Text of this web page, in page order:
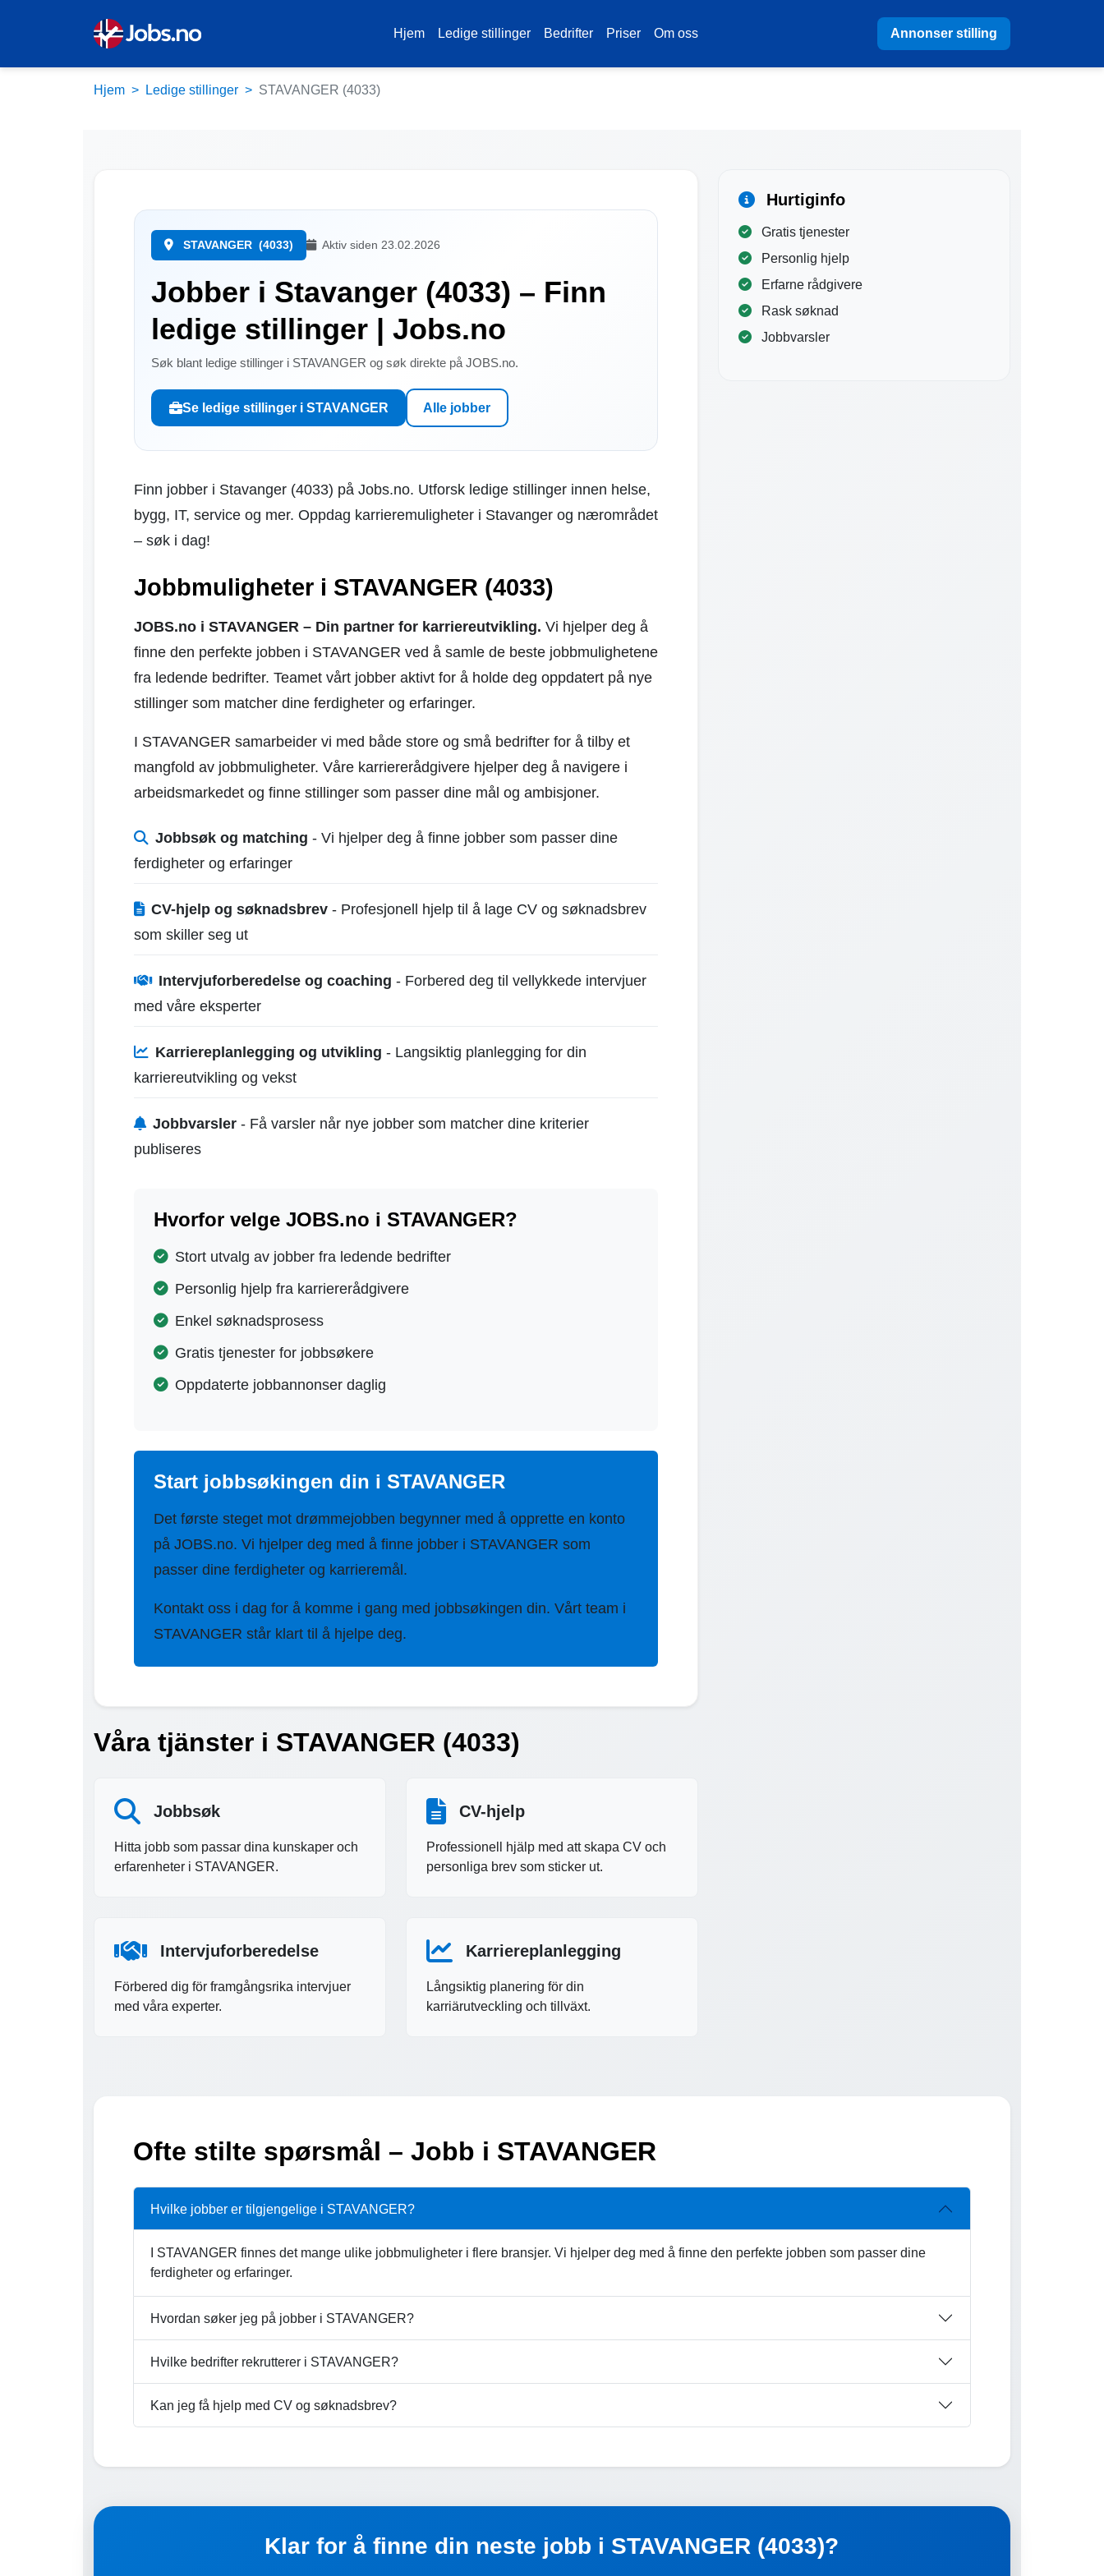
Hjem Ledige stillinger Bedrifter Priser Om oss Annonser stilling
Hjem Ledige stillinger STAVANGER (4033)
STAVANGER (4033) Aktiv siden 23.02.2026
Jobber i Stavanger (4033) – Finn
ledige stillinger | Jobs.no
Søk blant ledige stillinger i STAVANGER og søk direkte på JOBS.no.
Se ledige stillinger i STAVANGER Alle jobber
Finn jobber i Stavanger (4033) på Jobs.no. Utforsk ledige stillinger innen helse,
bygg, IT, service og mer. Oppdag karrieremuligheter i Stavanger og nærområdet
– søk i dag!
Jobbmuligheter i STAVANGER (4033)
JOBS.no i STAVANGER – Din partner for karriereutvikling. Vi hjelper deg å
finne den perfekte jobben i STAVANGER ved å samle de beste jobbmulighetene
fra ledende bedrifter. Teamet vårt jobber aktivt for å holde deg oppdatert på nye
stillinger som matcher dine ferdigheter og erfaringer.
I STAVANGER samarbeider vi med både store og små bedrifter for å tilby et
mangfold av jobbmuligheter. Våre karriererådgivere hjelper deg å navigere i
arbeidsmarkedet og finne stillinger som passer dine mål og ambisjoner.
Jobbsøk og matching - Vi hjelper deg å finne jobber som passer dine
ferdigheter og erfaringer
CV-hjelp og søknadsbrev- Profesjonell hjelp til å lage CV og søknadsbrev
som skiller seg ut
Intervjuforberedelse og coaching - Forbered deg til vellykkede intervjuer
med våre eksperter
Karriereplanlegging og utvikling - Langsiktig planlegging for din
karriereutvikling og vekst
Jobbvarsler- Få varsler når nye jobber som matcher dine kriterier
publiseres
Hvorfor velge JOBS.no i STAVANGER?
Stort utvalg av jobber fra ledende bedrifter
Personlig hjelp fra karriererådgivere
Enkel søknadsprosess
Gratis tjenester for jobbsøkere
Oppdaterte jobbannonser daglig
Start jobbsøkingen din i STAVANGER
Det første steget mot drømmejobben begynner med å opprette en konto
på JOBS.no. Vi hjelper deg med å finne jobber i STAVANGER som
passer dine ferdigheter og karrieremål.
Kontakt oss i dag for å komme i gang med jobbsøkingen din. Vårt team i
STAVANGER står klart til å hjelpe deg.
Våra tjänster i STAVANGER (4033)
Jobbsøk
Hitta jobb som passar dina kunskaper och
erfarenheter i STAVANGER.
CV-hjelp
Professionell hjälp med att skapa CV och
personliga brev som sticker ut.
Intervjuforberedelse
Förbered dig för framgångsrika intervjuer
med våra experter.
Karriereplanlegging
Långsiktig planering för din
karriärutveckling och tillväxt.
Hurtiginfo
Gratis tjenester
Personlig hjelp
Erfarne rådgivere
Rask søknad
Jobbvarsler
Ofte stilte spørsmål – Jobb i STAVANGER
Hvilke jobber er tilgjengelige i STAVANGER?
I STAVANGER finnes det mange ulike jobbmuligheter i flere bransjer. Vi hjelper deg med å finne den perfekte jobben som passer dine
ferdigheter og erfaringer.
Hvordan søker jeg på jobber i STAVANGER?
Hvilke bedrifter rekrutterer i STAVANGER?
Kan jeg få hjelp med CV og søknadsbrev?
Klar for å finne din neste jobb i STAVANGER (4033)?